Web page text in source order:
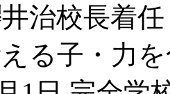
治校長着
る子・力